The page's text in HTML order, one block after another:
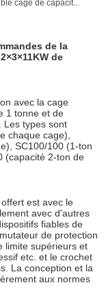
cage de capacit...
de la
de
avec la cage
1 tonne et de
Les types sont
chaque cage),
SC100/100 (1-ton
(capacité 2-ton de
est avec le
avec d'autres
fiables de
de protection
limite supérieurs et
etc. et le crochet
La conception et la
aux normes